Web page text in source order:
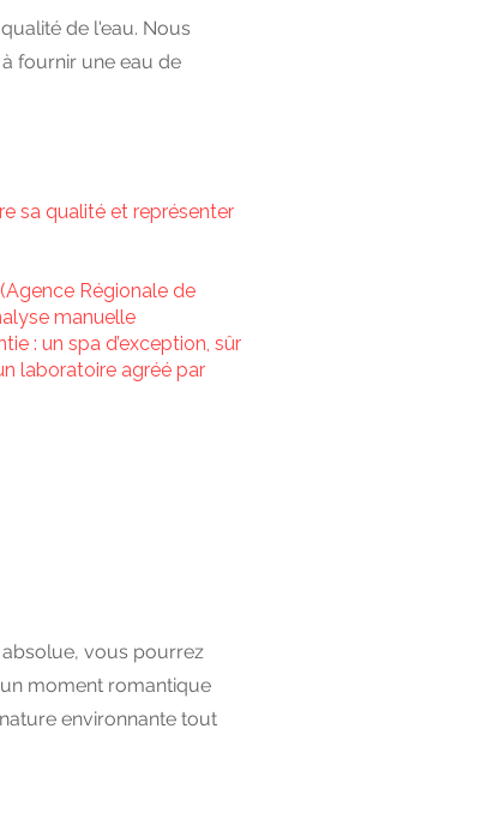
de l'eau. Nous
fournir une eau de
sa qualité et représenter
Régionale de
manuelle
: un spa d’exception, sûr
laboratoire agréé par
vous pourrez
moment romantique
environnante tout